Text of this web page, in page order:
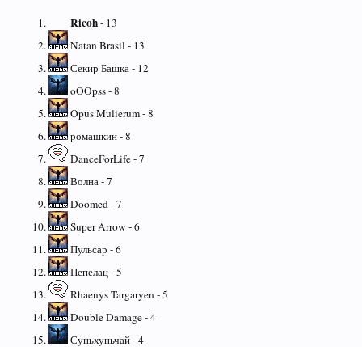
Ricoh- 13
Natan Brasil - 13
Секир Башка - 12
oOOpss - 8
Opus Mulierum - 8
ромашкин - 8
DanceForLife - 7
Волна - 7
Doomed - 7
Super Arrow - 6
Пульсар - 6
Пепелац - 5
Rhaenys Targaryen - 5
Double Damage - 4
Суньхуньчай - 4